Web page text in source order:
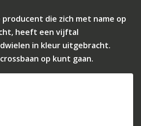
producent die zich met name op
heeft een vijftal
in kleur uitgebracht.
op kunt gaan.